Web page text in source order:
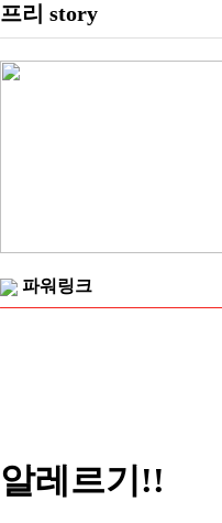
프리 story
파워링크
알레르기!!